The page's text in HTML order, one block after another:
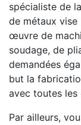
spécialiste de
de métaux vise
œuvre de
soudage, de
demandées
but la
avec toutes les
Par ailleurs,